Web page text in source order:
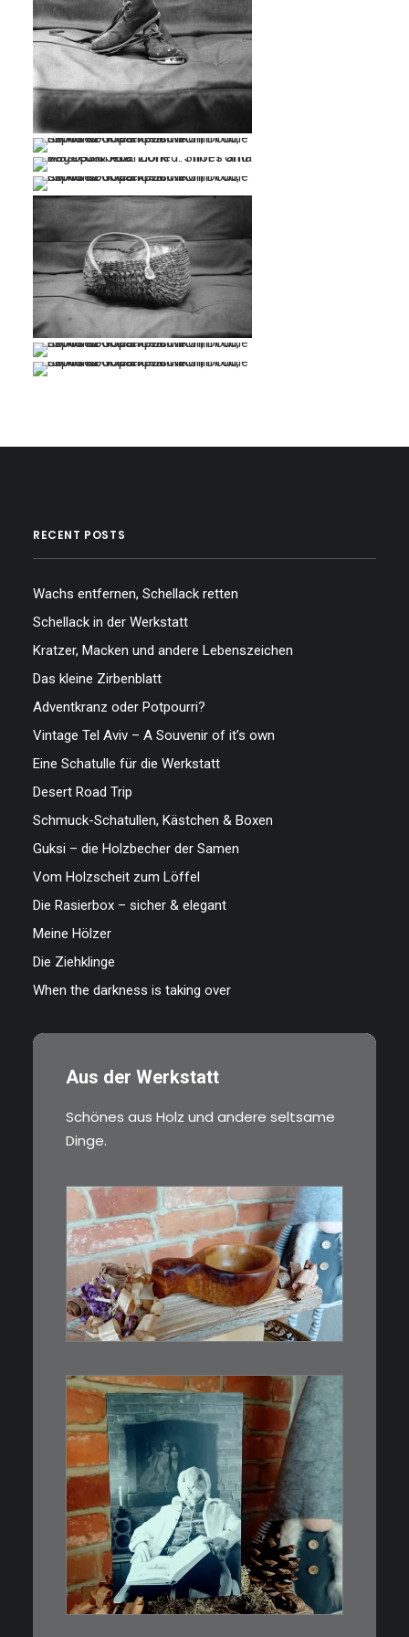
…
…
…
…
RECENT POSTS
Wachs entfernen, Schellack retten
Schellack in der Werkstatt
Kratzer, Macken und andere Lebenszeichen
Das kleine Zirbenblatt
Adventkranz oder Potpourri?
Vintage Tel Aviv – A Souvenir of it’s own
Eine Schatulle für die Werkstatt
Desert Road Trip
Schmuck-Schatullen, Kästchen & Boxen
Guksi – die Holzbecher der Samen
Vom Holzscheit zum Löffel
Die Rasierbox – sicher & elegant
Meine Hölzer
Die Ziehklinge
When the darkness is taking over
Aus der Werkstatt
Schönes aus Holz und andere seltsame
Dinge.
€15,00
Ein Holzbecher im Wikinger-Stil.
Inspiriert…
3,00
Limitierte Auflage. Original:
Abzug von 35mm…